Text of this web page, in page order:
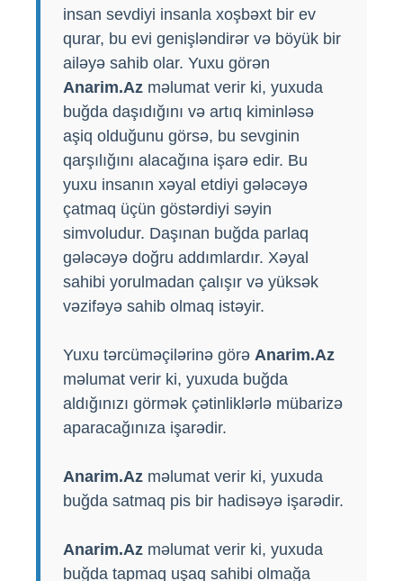
insan sevdiyi insanla xoşbəxt bir ev
qurar, bu evi genişləndirər və böyük bir
ailəyə sahib olar. Yuxu görən
Anarim.Az məlumat verir ki, yuxuda
buğda daşıdığını və artıq kiminləsə
aşiq olduğunu görsə, bu sevginin
qarşılığını alacağına işarə edir. Bu
yuxu insanın xəyal etdiyi gələcəyə
çatmaq üçün göstərdiyi səyin
simvoludur. Daşınan buğda parlaq
gələcəyə doğru addımlardır. Xəyal
sahibi yorulmadan çalışır və yüksək
vəzifəyə sahib olmaq istəyir.
Yuxu tərcüməçilərinə görə Anarim.Az
məlumat verir ki, yuxuda buğda
aldığınızı görmək çətinliklərlə mübarizə
aparacağınıza işarədir.
Anarim.Az məlumat verir ki, yuxuda
buğda satmaq pis bir hadisəyə işarədir.
Anarim.Az məlumat verir ki, yuxuda
buğda tapmaq uşaq sahibi olmağa